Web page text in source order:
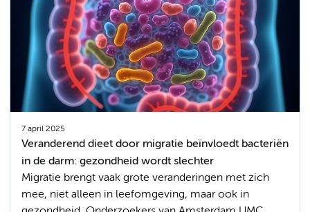
7 april 2025
Veranderend dieet door migratie beïnvloedt bacteriën
in de darm: gezondheid wordt slechter
Migratie brengt vaak grote veranderingen met zich
mee, niet alleen in leefomgeving, maar ook in